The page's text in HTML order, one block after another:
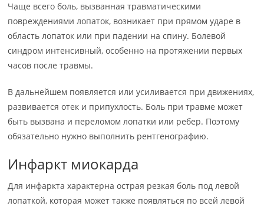
Чаще всего боль, вызванная травматическими
повреждениями лопаток, возникает при прямом ударе в
область лопаток или при падении на спину. Болевой
синдром интенсивный, особенно на протяжении первых
часов после травмы.
В дальнейшем появляется или усиливается при движениях,
развивается отек и припухлость. Боль при травме может
быть вызвана и переломом лопатки или ребер. Поэтому
обязательно нужно выполнить рентгенографию.
Инфаркт миокарда
Для инфаркта характерна острая резкая боль под левой
лопаткой, которая может также появляться по всей левой